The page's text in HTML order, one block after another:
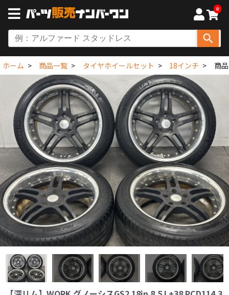
0
ホーム 商品一覧 タイヤホイールセット 18インチ 商